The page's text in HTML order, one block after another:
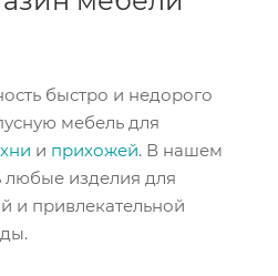
быстро и недорого
мебель для
и прихожей. В нашем
любые изделия для
и привлекательной